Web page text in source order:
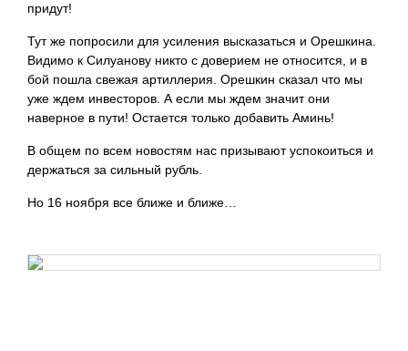
придут!
Тут же попросили для усиления высказаться и Орешкина.
Видимо к Силуанову никто с доверием не относится, и в
бой пошла свежая артиллерия. Орешкин сказал что мы
уже ждем инвесторов. А если мы ждем значит они
наверное в пути! Остается только добавить Аминь!
В общем по всем новостям нас призывают успокоиться и
держаться за сильный рубль.
Но 16 ноября все ближе и ближе…